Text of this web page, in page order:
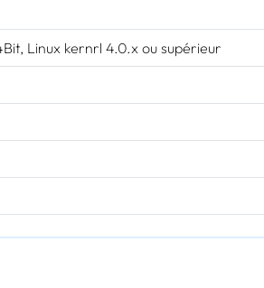
Linux kernrl 4.0.x ou supérieur